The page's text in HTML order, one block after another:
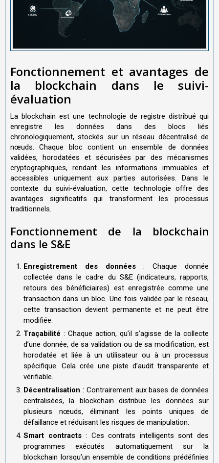
Fonctionnement et avantages de
la blockchain dans le suivi-
évaluation
La blockchain est une technologie de registre distribué qui
enregistre les données dans des blocs liés
chronologiquement, stockés sur un réseau décentralisé de
nœuds. Chaque bloc contient un ensemble de données
validées, horodatées et sécurisées par des mécanismes
cryptographiques, rendant les informations immuables et
accessibles uniquement aux parties autorisées. Dans le
contexte du suivi-évaluation, cette technologie offre des
avantages significatifs qui transforment les processus
traditionnels.
Fonctionnement de la blockchain
dans le S&E
Enregistrement des données: Chaque donnée
collectée dans le cadre du S&E (indicateurs, rapports,
retours des bénéficiaires) est enregistrée comme une
transaction dans un bloc. Une fois validée par le réseau,
cette transaction devient permanente et ne peut être
modifiée.
Traçabilité : Chaque action, qu’il s’agisse de la collecte
d’une donnée, de sa validation ou de sa modification, est
horodatée et liée à un utilisateur ou à un processus
spécifique. Cela crée une piste d’audit transparente et
vérifiable.
Décentralisation : Contrairement aux bases de données
centralisées, la blockchain distribue les données sur
plusieurs nœuds, éliminant les points uniques de
défaillance et réduisant les risques de manipulation.
Smart contracts: Ces contrats intelligents sont des
programmes exécutés automatiquement sur la
blockchain lorsqu’un ensemble de conditions prédéfinies